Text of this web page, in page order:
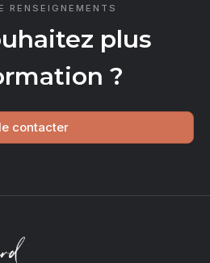
RENSEIGNEMENTS
plus
?
contacter